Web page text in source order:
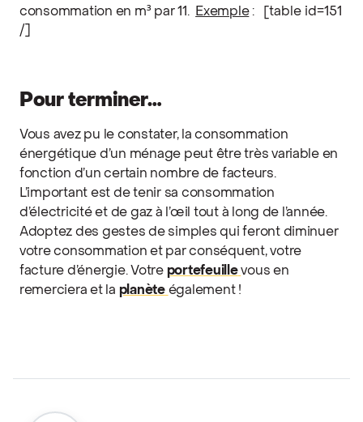
consommation en m³ par 11.
Exemple:
[table id=151
/]
Pour terminer…
Vous avez pu le constater, la consommation
énergétique d’un ménage peut être très variable en
fonction d’un certain nombre de facteurs.
L’important est de tenir sa consommation
d’électricité et de gaz à l’œil tout à long de l’année.
Adoptez des gestes de simples qui feront diminuer
votre consommation et par conséquent, votre
facture d’énergie. Votre portefeuille vous en
remerciera et la planète également !